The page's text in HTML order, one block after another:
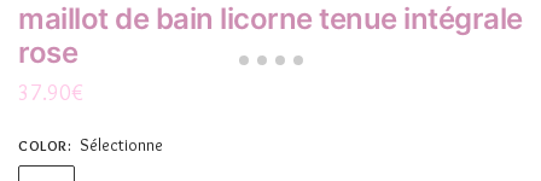
maillot de bain licorne tenue intégrale
rose
37.90€
COLOR: Sélectionne